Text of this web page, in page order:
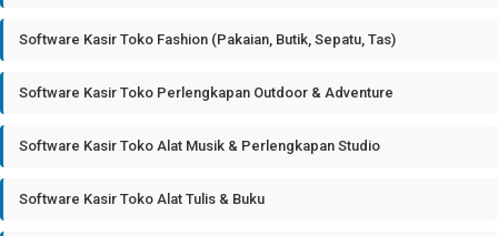
Software Kasir Toko Fashion (Pakaian, Butik, Sepatu, Tas)
Software Kasir Toko Perlengkapan Outdoor & Adventure
Software Kasir Toko Alat Musik & Perlengkapan Studio
Software Kasir Toko Alat Tulis & Buku